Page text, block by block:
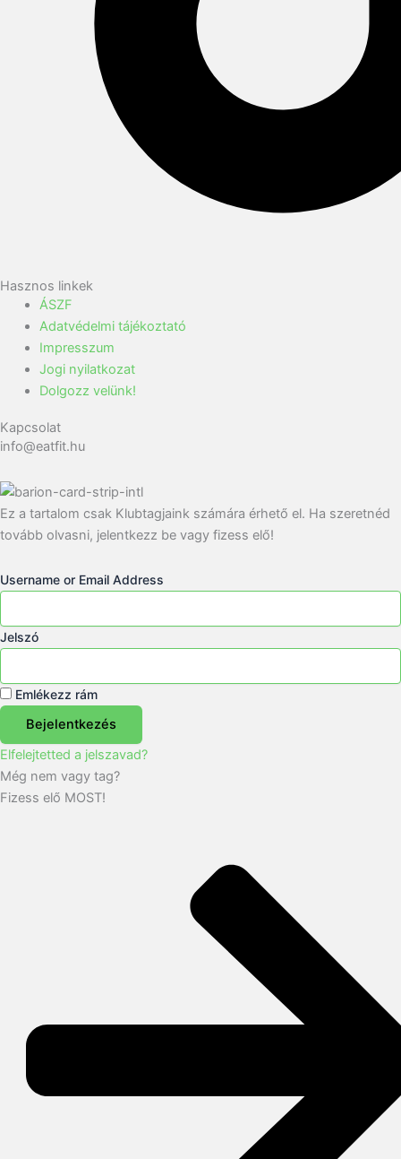
Hasznos linkek
ÁSZF
Adatvédelmi tájékoztató
Impresszum
Jogi nyilatkozat
Dolgozz velünk!
Kapcsolat
info@eatfit.hu
Ez a tartalom csak Klubtagjaink számára érhető el. Ha szeretnéd
tovább olvasni, jelentkezz be vagy fizess elő!
Username or Email Address
Jelszó
Emlékezz rám
Bejelentkezés
Elfelejtetted a jelszavad?
Még nem vagy tag?
Fizess elő MOST!